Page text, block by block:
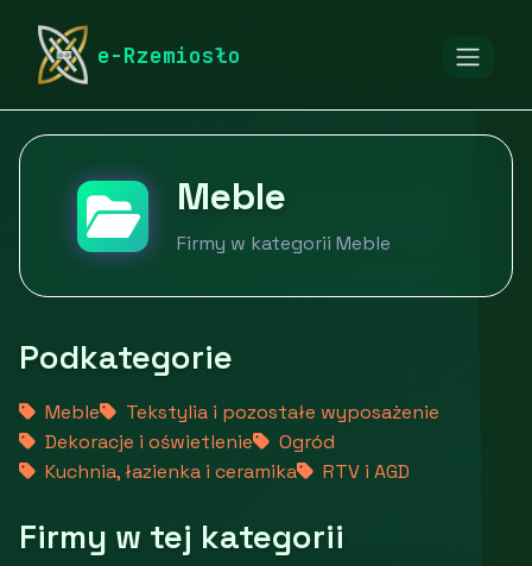
e-Rzemiosło
rymarstwo-poznan.pl
Meble
Firmy w kategorii Meble
Podkategorie
Meble
Tekstylia i pozostałe wyposażenie
Dekoracje i oświetlenie
Ogród
Kuchnia, łazienka i ceramika
RTV i AGD
Firmy w tej kategorii